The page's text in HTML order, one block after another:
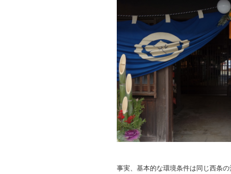
事実、基本的な環境条件は同じ西条